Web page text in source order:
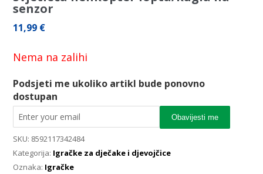
senzor
11,99 €
Nema na zalihi
Podsjeti me ukoliko artikl bude ponovno
dostupan
Obavijesti me
SKU: 8592117342484
Kategorija: Igračke za dječake i djevojčice
Oznaka: Igračke